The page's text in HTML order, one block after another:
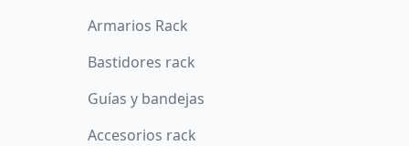
Armarios Rack
Bastidores rack
Guías y bandejas
Accesorios rack